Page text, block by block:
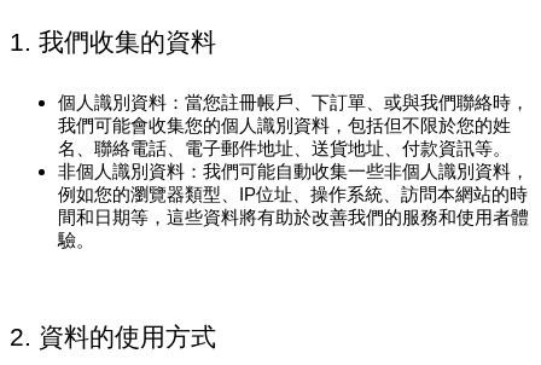
1. 我們收集的資料
個人識別資料：當您註冊帳戶、下訂單、或與我們聯絡時，
我們可能會收集您的個人識別資料，包括但不限於您的姓
名、聯絡電話、電子郵件地址、送貨地址、付款資訊等。
非個人識別資料：我們可能自動收集一些非個人識別資料，
例如您的瀏覽器類型、IP位址、操作系統、訪問本網站的時
間和日期等，這些資料將有助於改善我們的服務和使用者體
驗。
2. 資料的使用方式